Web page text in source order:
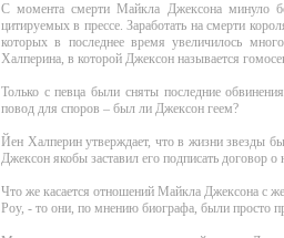
С момента смерти Майкла Джексона минуло
цитируемых в прессе. Заработать на смерти
которых в последнее время увеличилось
Халперина, в которой Джексон называется
Только с певца были сняты последние
повод для споров – был ли Джексон геем?
Йен Халперин утверждает, что в жизни звезды
Джексон якобы заставил его подписать договор
Что же касается отношений Майкла Джексона с
Роу, - то они, по мнению биографа, были просто